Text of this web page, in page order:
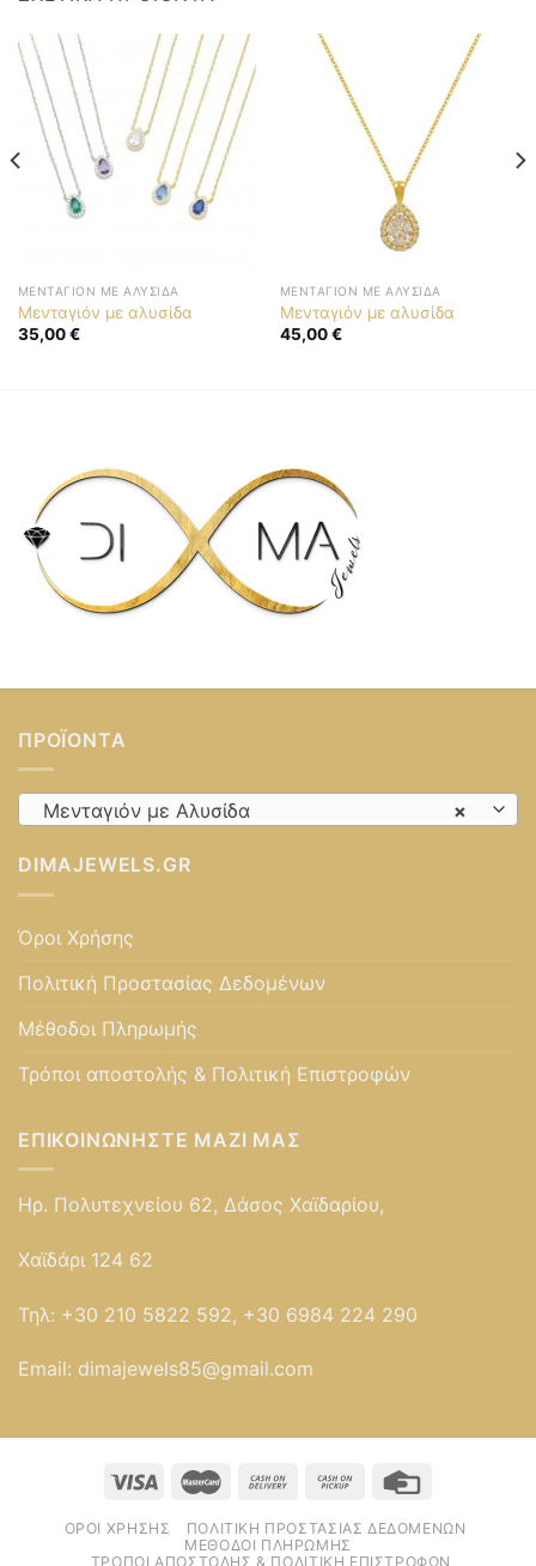
ΜΕΝΤΑΓΙΌΝ ΜΕ ΑΛΥΣΊΔΑ
Μενταγιόν με αλυσίδα
35,00€
ΜΕΝΤΑΓΙΌΝ ΜΕ ΑΛΥΣΊΔΑ
Μενταγιόν με αλυσίδα
45,00€
ΠΡΟΪΌΝΤΑ
×
Μενταγιόν με Αλυσίδα
DIMAJEWELS.GR
Όροι Χρήσης
Πολιτική Προστασίας Δεδομένων
Μέθοδοι Πληρωμής
Τρόποι αποστολής & Πολιτική Επιστροφών
ΕΠΙΚΟΙΝΩΝΉΣΤΕ ΜΑΖΊ ΜΑΣ
Ηρ. Πολυτεχνείου 62, Δάσος Χαϊδαρίου,
Χαϊδάρι 124 62
Τηλ: +30 210 5822 592, +30 6984 224 290
Email: dimajewels85@gmail.com
ΌΡΟΙ ΧΡΉΣΗΣ
ΠΟΛΙΤΙΚΉ ΠΡΟΣΤΑΣΊΑΣ ΔΕΔΟΜΈΝΩΝ
ΜΈΘΟΔΟΙ ΠΛΗΡΩΜΉΣ
ΤΡΌΠΟΙ ΑΠΟΣΤΟΛΉΣ & ΠΟΛΙΤΙΚΉ ΕΠΙΣΤΡΟΦΏΝ